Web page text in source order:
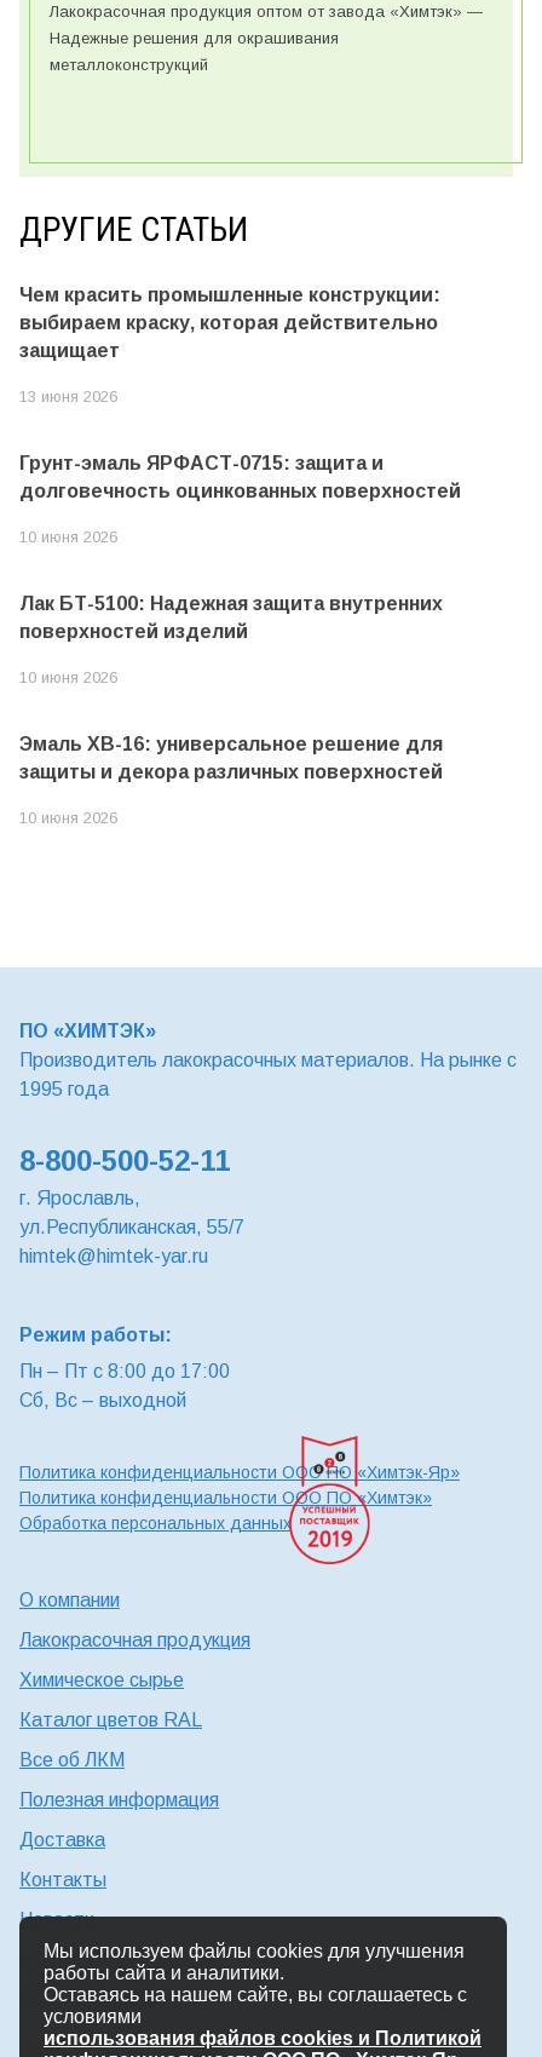
Лакокрасочная продукция оптом от завода «Химтэк» —
Надежные решения для окрашивания
металлоконструкций
ДРУГИЕ СТАТЬИ
Чем красить промышленные конструкции:
выбираем краску, которая действительно
защищает
13 июня 2026
Грунт-эмаль ЯРФАСТ-0715: защита и
долговечность оцинкованных поверхностей
10 июня 2026
Лак БТ-5100: Надежная защита внутренних
поверхностей изделий
10 июня 2026
Эмаль ХВ-16: универсальное решение для
защиты и декора различных поверхностей
10 июня 2026
ПО «ХИМТЭК»
Производитель лакокрасочных материалов. На рынке с
1995 года
8-800-500-52-11
г. Ярославль,
ул.Республиканская, 55/7
himtek@himtek-yar.ru
Режим работы:
Пн – Пт с 8:00 до 17:00
Сб, Вс – выходной
Политика конфиденциальности ООО ПО «Химтэк-Яр»
Политика конфиденциальности ООО ПО «Химтэк»
Обработка персональных данных
О компании
Лакокрасочная продукция
Химическое сырье
Каталог цветов RAL
Все об ЛКМ
Полезная информация
Доставка
Контакты
Новости
Консультация технолога
Работа в Химтэк
Мы используем файлы cookies для улучшения
работы сайта и аналитики.
Оставаясь на нашем сайте, вы соглашаетесь с
условиями
использования файлов cookies и Политикой